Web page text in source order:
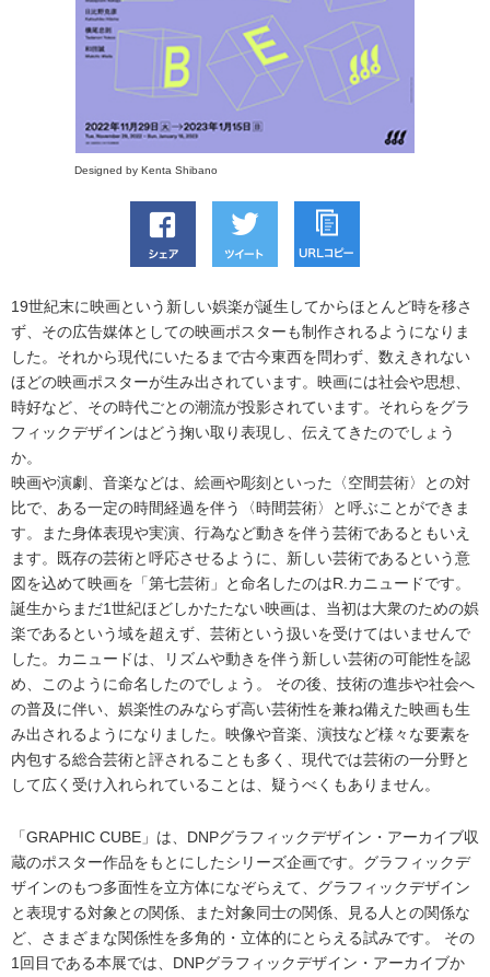
Designed by Kenta Shibano
19世紀末に映画という新しい娯楽が誕生してからほとんど時を移さ
ず、その広告媒体としての映画ポスターも制作されるようになりま
した。それから現代にいたるまで古今東西を問わず、数えきれない
ほどの映画ポスターが生み出されています。映画には社会や思想、
時好など、その時代ごとの潮流が投影されています。それらをグラ
フィックデザインはどう掬い取り表現し、伝えてきたのでしょう
か。
映画や演劇、音楽などは、絵画や彫刻といった〈空間芸術〉との対
比で、ある一定の時間経過を伴う〈時間芸術〉と呼ぶことができま
す。また身体表現や実演、行為など動きを伴う芸術であるともいえ
ます。既存の芸術と呼応させるように、新しい芸術であるという意
図を込めて映画を「第七芸術」と命名したのはR.カニュードです。
誕生からまだ1世紀ほどしかたたない映画は、当初は大衆のための娯
楽であるという域を超えず、芸術という扱いを受けてはいませんで
した。カニュードは、リズムや動きを伴う新しい芸術の可能性を認
め、このように命名したのでしょう。 その後、技術の進歩や社会へ
の普及に伴い、娯楽性のみならず高い芸術性を兼ね備えた映画も生
み出されるようになりました。映像や音楽、演技など様々な要素を
内包する総合芸術と評されることも多く、現代では芸術の一分野と
して広く受け入れられていることは、疑うべくもありません。
「GRAPHIC CUBE」は、DNPグラフィックデザイン・アーカイブ収
蔵のポスター作品をもとにしたシリーズ企画です。グラフィックデ
ザインのもつ多面性を立方体になぞらえて、グラフィックデザイン
と表現する対象との関係、また対象同士の関係、見る人との関係な
ど、さまざまな関係性を多角的・立体的にとらえる試みです。 その
1回目である本展では、DNPグラフィックデザイン・アーカイブか